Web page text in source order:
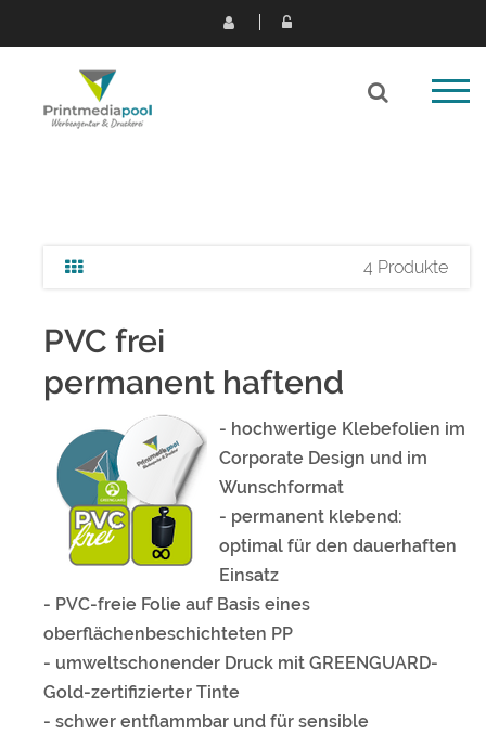
4 Produkte
PVC frei
permanent haftend
- hochwertige Klebefolien im
Corporate Design und im
Wunschformat
- permanent klebend:
optimal für den dauerhaften
Einsatz
- PVC-freie Folie auf Basis eines
oberflächenbeschichteten PP
- umweltschonender Druck mit GREENGUARD-
Gold-zertifizierter Tinte
- schwer entflammbar und für sensible